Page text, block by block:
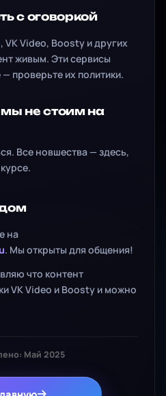
с оговоркой
VK Video, Boosty и других
живым. Эти сервисы
проверьте их политики.
не стоим на
Все новшества — здесь,
на
. Мы открыты для общения!
что контент
VK Video и Boosty и можно
Май 2025